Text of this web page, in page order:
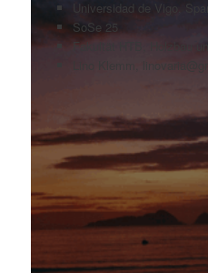
Universidad de Vigo,
SoSe 25
Fakultät HTB, Holzbau